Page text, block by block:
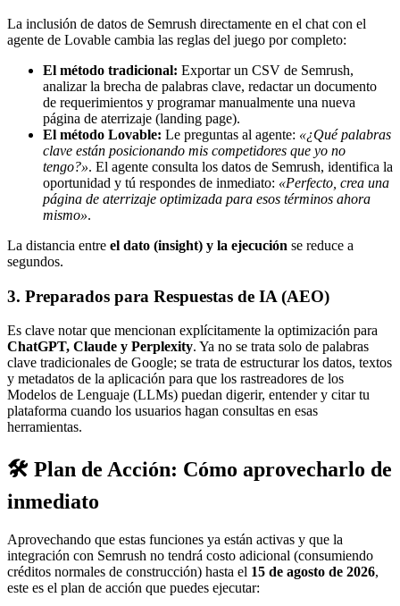
La inclusión de datos de Semrush directamente en el chat con el
agente de Lovable cambia las reglas del juego por completo:
El método tradicional: Exportar un CSV de Semrush,
analizar la brecha de palabras clave, redactar un documento
de requerimientos y programar manualmente una nueva
página de aterrizaje (landing page).
El método Lovable: Le preguntas al agente: «¿Qué palabras
clave están posicionando mis competidores que yo no
tengo?». El agente consulta los datos de Semrush, identifica la
oportunidad y tú respondes de inmediato: «Perfecto, crea una
página de aterrizaje optimizada para esos términos ahora
mismo».
La distancia entre el dato (insight) y la ejecución se reduce a
segundos.
3. Preparados para Respuestas de IA (AEO)
Es clave notar que mencionan explícitamente la optimización para
ChatGPT, Claude y Perplexity. Ya no se trata solo de palabras
clave tradicionales de Google; se trata de estructurar los datos, textos
y metadatos de la aplicación para que los rastreadores de los
Modelos de Lenguaje (LLMs) puedan digerir, entender y citar tu
plataforma cuando los usuarios hagan consultas en esas
herramientas.
🛠️ Plan de Acción: Cómo aprovecharlo de
inmediato
Aprovechando que estas funciones ya están activas y que la
integración con Semrush no tendrá costo adicional (consumiendo
créditos normales de construcción) hasta el 15 de agosto de 2026,
este es el plan de acción que puedes ejecutar: